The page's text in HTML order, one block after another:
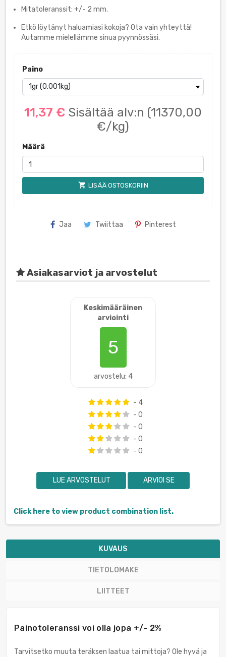
Mitatoleranssit: +/- 2 mm.
Etkö löytänyt haluamiasi kokoja? Ota vain yhteyttä!
Autamme mielellämme sinua pyynnössäsi.
Paino
11,37 € Sisältää alv:n (11370,00
€/kg)
Määrä
shopping_cart LISÄÄ OSTOSKORIIN
Jaa Twiittaa Pinterest
Asiakasarviot ja arvostelut
Keskimääräinen
arviointi
5
arvostelu: 4
- 4
- 0
- 0
- 0
- 0
LUE ARVOSTELUT ARVIOI SE
Click here to view product combination list.
KUVAUS
TIETOLOMAKE
LIITTEET
Painotoleranssi voi olla jopa +/- 2%
Tarvitsetko muuta teräksen laatua tai mittoja? Ole hyvä ja